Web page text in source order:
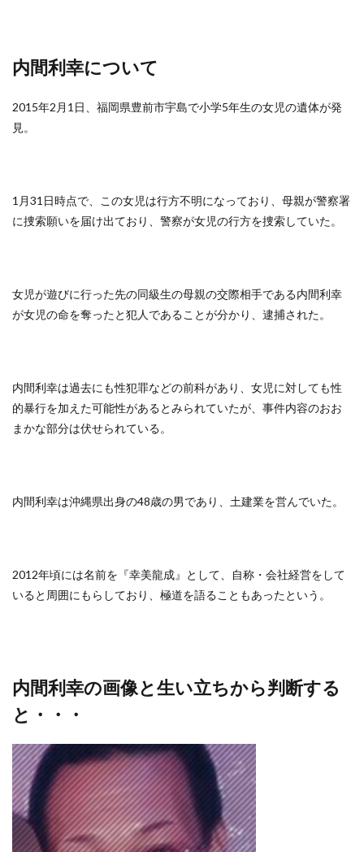
内間利幸について
2015年2月1日、福岡県豊前市宇島で小学5年生の女児の遺体が発
見。
1月31日時点で、この女児は行方不明になっており、母親が警察署
に捜索願いを届け出ており、警察が女児の行方を捜索していた。
女児が遊びに行った先の同級生の母親の交際相手である内間利幸
が女児の命を奪ったと犯人であることが分かり、逮捕された。
内間利幸は過去にも性犯罪などの前科があり、女児に対しても性
的暴行を加えた可能性があるとみられていたが、事件内容のおお
まかな部分は伏せられている。
内間利幸は沖縄県出身の48歳の男であり、土建業を営んでいた。
2012年頃には名前を『幸美龍成』として、自称・会社経営をして
いると周囲にもらしており、極道を語ることもあったという。
内間利幸の画像と生い立ちから判断する
と・・・